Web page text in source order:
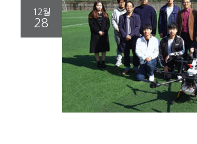
12월
28